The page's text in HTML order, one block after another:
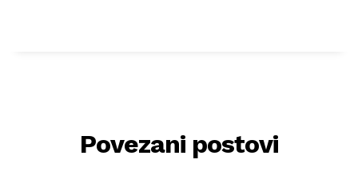
Povezani postovi